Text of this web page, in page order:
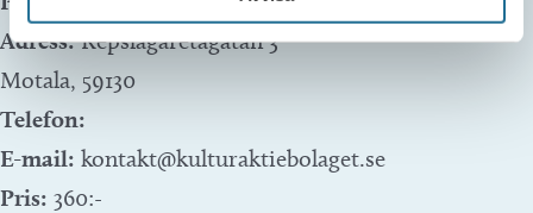
Adress: Repslagaretagatan 3
Motala, 59130
Telefon:
E-mail: kontakt@kulturaktiebolaget.se
Pris: 360:-